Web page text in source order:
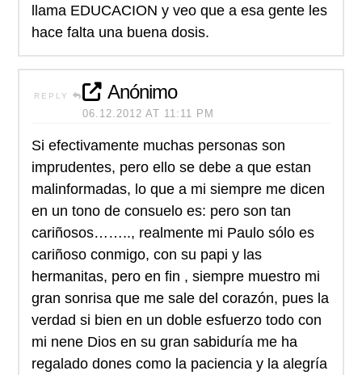
llama EDUCACION y veo que a esa gente les
hace falta una buena dosis.
REPLY Anónimo
06.12.2012 AT 11:11 PM
Si efectivamente muchas personas son
imprudentes, pero ello se debe a que estan
malinformadas, lo que a mi siempre me dicen
en un tono de consuelo es: pero son tan
cariñosos…….., realmente mi Paulo sólo es
cariñoso conmigo, con su papi y las
hermanitas, pero en fin , siempre muestro mi
gran sonrisa que me sale del corazón, pues la
verdad si bien en un doble esfuerzo todo con
mi nene Dios en su gran sabiduría me ha
regalado dones como la paciencia y la alegría